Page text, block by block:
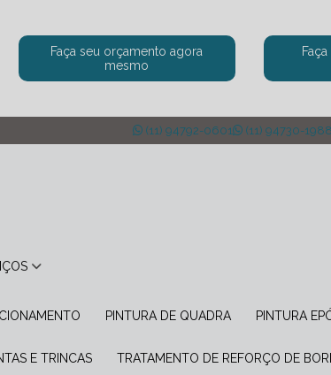
Faça seu orçamento agora
mesmo
(11) 94792-0601 (11) 94730-1988
PINTURA DE QUADRA PINTURA
E TRINCAS TRATAMENTO DE REFORÇO DE